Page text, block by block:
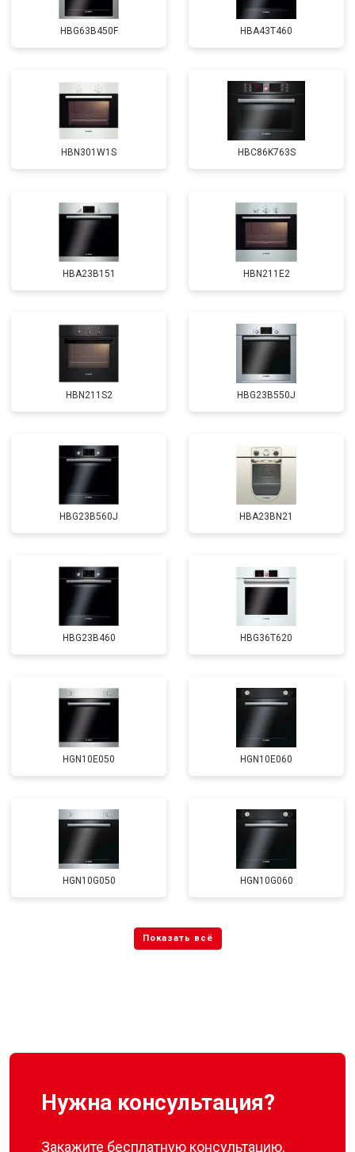
HBG63B450F HBA43T460
HBN301W1S HBC86K763S
HBA23B151 HBN211E2
HBN211S2 HBG23B550J
HBG23B560J HBA23BN21
HBG23B460 HBG36T620
HGN10E050 HGN10E060
HGN10G050 HGN10G060
Нужна консультация?
Закажите бесплатную консультацию,